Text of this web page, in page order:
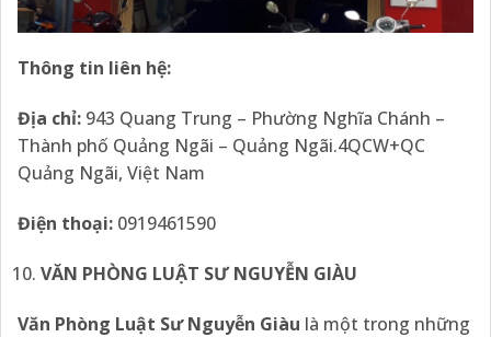
Thông tin liên hệ:
Địa chỉ: 943 Quang Trung – Phường Nghĩa Chánh –
Thành phố Quảng Ngãi – Quảng Ngãi.4QCW+QC
Quảng Ngãi, Việt Nam
Điện thoại: 0919461590
VĂN PHÒNG LUẬT SƯ NGUYỄN GIÀU
Văn Phòng Luật Sư Nguyễn Giàu là một trong những